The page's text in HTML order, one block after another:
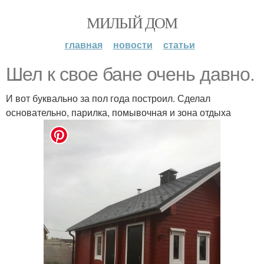
МИЛЫЙ ДОМ
главная новости статьи
Шел к свое бане очень давно.
И вот буквально за пол года построил. Сделал
основательно, парилка, помывочная и зона отдыха